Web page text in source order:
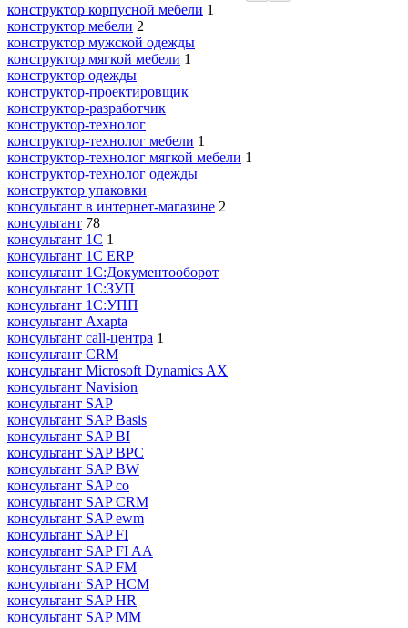
конструктор корпусной мебели 1
конструктор мебели 2
конструктор мужской одежды
конструктор мягкой мебели 1
конструктор одежды
конструктор-проектировщик
конструктор-разработчик
конструктор-технолог
конструктор-технолог мебели 1
конструктор-технолог мягкой мебели 1
конструктор-технолог одежды
конструктор упаковки
консультaнт в интернет-мaгазине 2
консультант 78
консультант 1С 1
консультант 1С ERP
консультант 1С:Документооборот
консультант 1С:ЗУП
консультант 1С:УПП
консультант Axapta
консультант call-центра 1
консультант CRM
консультант Microsoft Dynamics AX
консультант Navision
консультант SAP
консультант SAP Basis
консультант SAP BI
консультант SAP BPC
консультант SAP BW
консультант SAP co
консультант SAP CRM
консультант SAP ewm
консультант SAP FI
консультант SAP FI AA
консультант SAP FM
консультант SAP HCM
консультант SAP HR
консультант SAP MM